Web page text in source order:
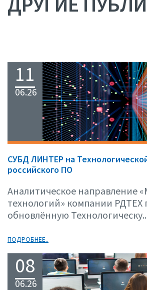
11
06.26
СУБД ЛИНТЕР на
российского ПО
Аналитическое направление
технологий» компании РДТЕХ
обновлённую
ПОДРОБНЕЕ..
08
06.26